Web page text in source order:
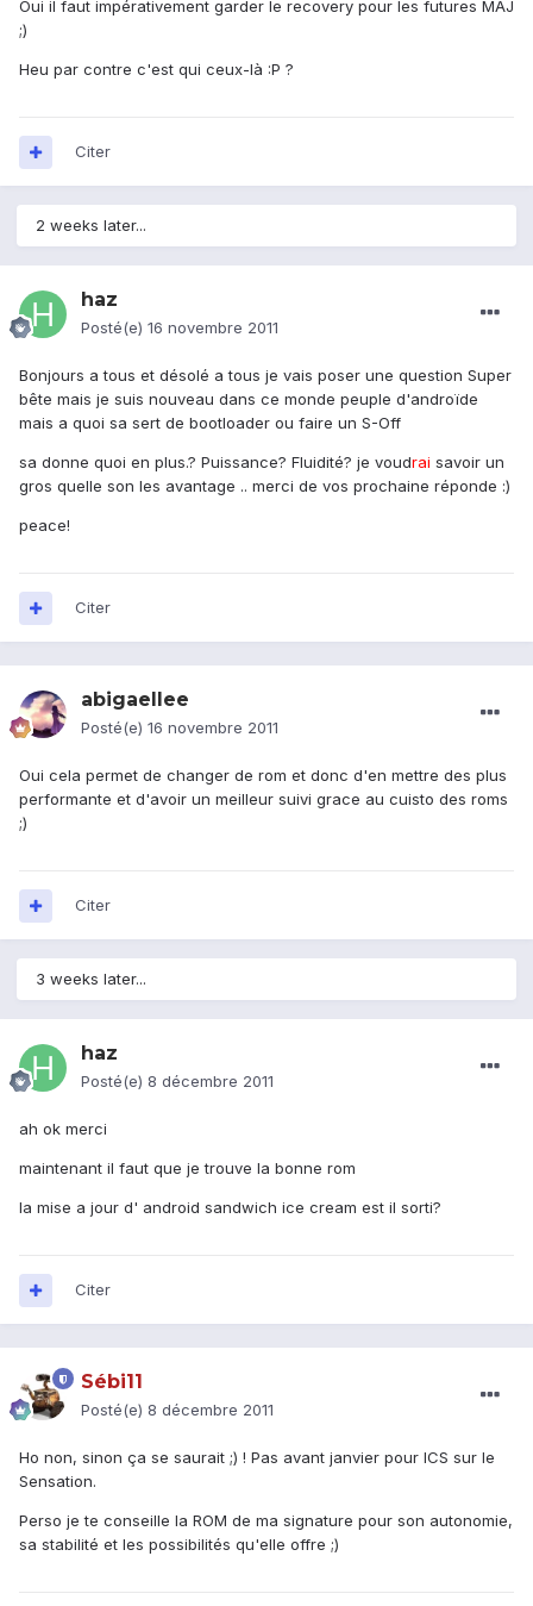
Oui il faut impérativement garder le recovery pour les futures MAJ
;)
Heu par contre c'est qui ceux-là :P ?
Citer
2 weeks later...
haz
Posté(e) 16 novembre 2011
Bonjours a tous et désolé a tous je vais poser une question Super
bête mais je suis nouveau dans ce monde peuple d'androïde
mais a quoi sa sert de bootloader ou faire un S-Off
sa donne quoi en plus.? Puissance? Fluidité? je voudrai savoir un
gros quelle son les avantage .. merci de vos prochaine réponde :)
peace!
Citer
abigaellee
Posté(e) 16 novembre 2011
Oui cela permet de changer de rom et donc d'en mettre des plus
performante et d'avoir un meilleur suivi grace au cuisto des roms
;)
Citer
3 weeks later...
haz
Posté(e) 8 décembre 2011
ah ok merci
maintenant il faut que je trouve la bonne rom
la mise a jour d' android sandwich ice cream est il sorti?
Citer
Sébi11
Posté(e) 8 décembre 2011
Ho non, sinon ça se saurait ;) ! Pas avant janvier pour ICS sur le
Sensation.
Perso je te conseille la ROM de ma signature pour son autonomie,
sa stabilité et les possibilités qu'elle offre ;)